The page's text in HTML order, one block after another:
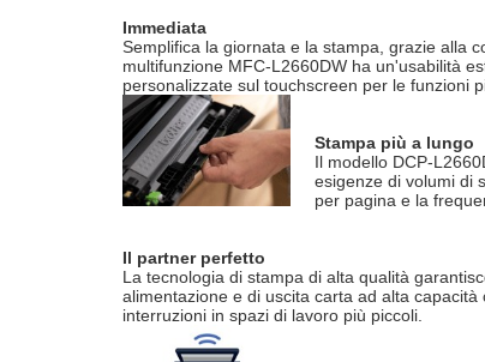
Immediata
Semplifica la giornata e la stampa, grazie alla
multifunzione MFC-L2660DW ha un'usabilità
personalizzate sul touchscreen per le funzioni
Stampa più a lungo
Il modello DCP-
esigenze di volumi di
per pagina e la
Il partner perfetto
La tecnologia di stampa di alta qualità
alimentazione e di uscita carta ad alta
interruzioni in spazi di lavoro più piccoli.